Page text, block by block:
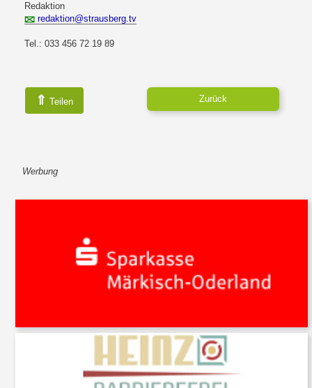
Redaktion
redaktion@strausberg.tv
Tel.: 033 456 72 19 89
⇑ Teilen Zurück
Werbung